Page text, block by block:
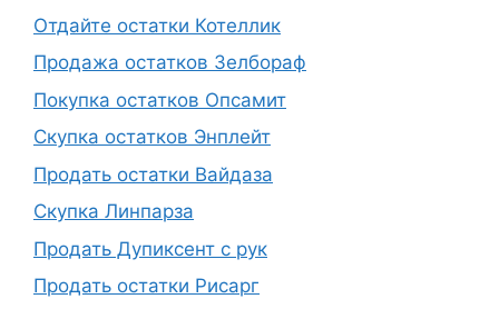
Отдайте остатки Котеллик
Продажа остатков Зелбораф
Покупка остатков Опсамит
Скупка остатков Энплейт
Продать остатки Вайдаза
Скупка Линпарза
Продать Дупиксент с рук
Продать остатки Рисарг